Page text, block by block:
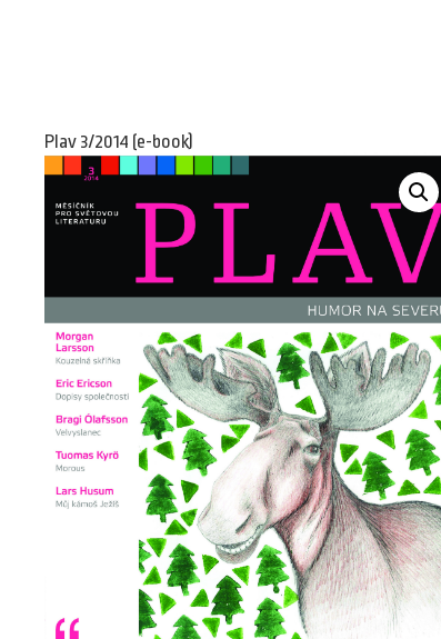
Plav 3/2014 (e-book)